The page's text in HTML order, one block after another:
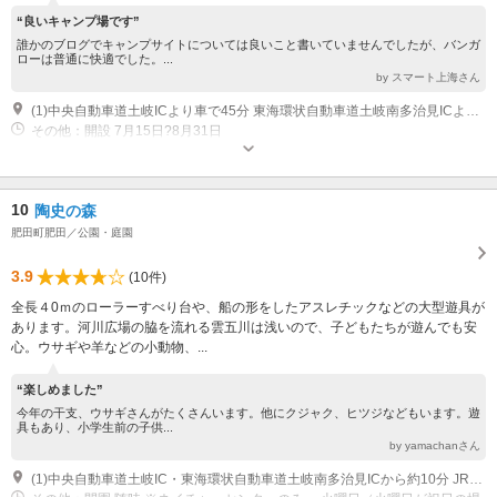
“良いキャンプ場です”
誰かのブログでキャンプサイトについては良いこと書いていませんでしたが、バンガ
ローは普通に快適でした。...
by スマート上海さん
(1)中央自動車道土岐ICより車で45分 東海環状自動車道土岐南多治見ICより車で30分
その他：開設 7月15日?8月31日
10 陶史の森
肥田町肥田／公園・庭園
3.9
(10件)
全長４0ｍのローラーすべり台や、船の形をしたアスレチックなどの大型遊具が
あります。河川広場の脇を流れる雲五川は浅いので、子どもたちが遊んでも安
心。ウサギや羊などの小動物、...
“楽しめました”
今年の干支、ウサギさんがたくさんいます。他にクジャク、ヒツジなどもいます。遊
具もあり、小学生前の子供...
by yamachanさん
(1)中央自動車道土岐IC・東海環状自動車道土岐南多治見ICから約10分 JR土岐市駅から東濃鉄道バス約20分 上肥田下車、徒歩約20分 JR土岐市駅から市民バス15分 陶史の森下車（土・休日のみ）